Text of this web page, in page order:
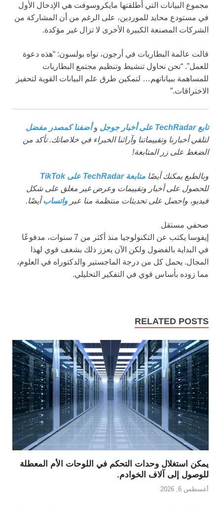
مجموع البيانات التي أطلقتها مايكروسوفت هي الإدخال الأول
في مستودع محايد للموردين، على الرغم من أن المشاركة من
الشركات المصنعة الكبيرة الأخرى لا تزال غير مؤكدة.
قالت عالمة البطاريات في أرجون، نواه بولسون: “هذه دعوة
للعمل”. “نحن نحاول تنشيط وتنظيم مجتمع البطاريات
للمساهمة ببياناتهم… لتمكين طرق علم البيانات القوية لتحفيز
الاختراقات.”
تابع TechRadar على أخبار جوجل و أضفنا كمصدر مفضل
لتلقي أخبارنا وتقييماتنا وآرائنا الخبراء في خلاصاتك. تأكد من
الضغط على زر المتابعة!
وبالطبع يمكنك أيضًا متابعة TechRadar على TikTok
للحصول على أخبار وتقييمات وعرض غير مغلق على شكل
فيديو، واحصل على تحديثات منتظمة منا عبر واتسابأيضًا.
صحفي مستقل
إيفوسا يكتب عن التكنولوجيا منذ أكثر من 7 سنوات، مدفوعًا
في البداية بالفضول ولكن الآن يعزز ذلك بشغف قوي لهذا
المجال. يحمل كل من درجة الماجستير والدكتوراه في العلوم،
مما زوده بأساس قوي في التفكير التحليلي.
RELATED POSTS
يمكن استغلال وحدات التحكم في اللوحات الأم المعطلة
للوصول إلى آلاف الخوادم.
أغسطس 6, 2026